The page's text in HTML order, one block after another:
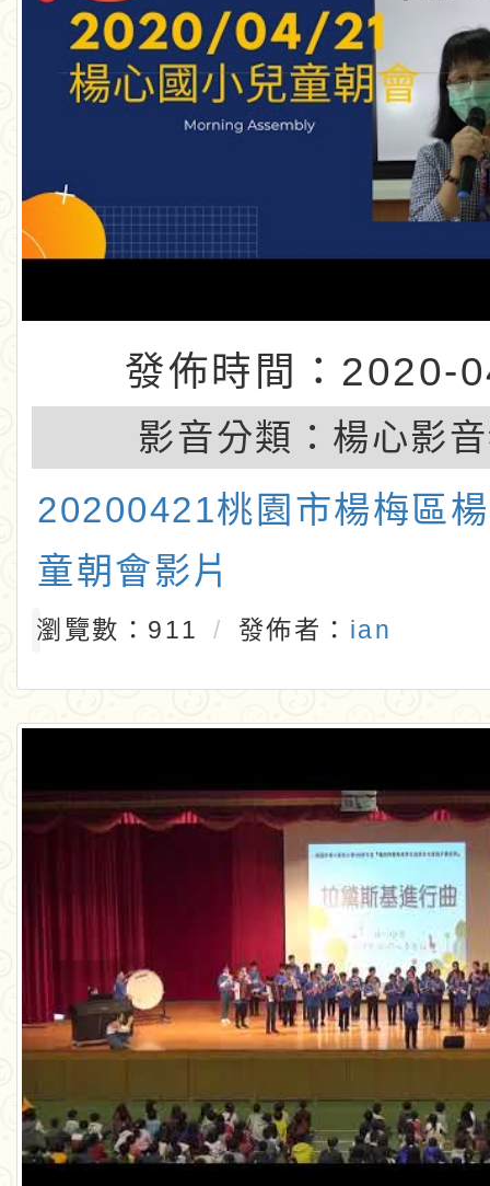
發佈時間：2020-
影音分類： 楊心影
20200421桃園市楊梅區
童朝會影片
瀏覽數：911 發佈者： ian